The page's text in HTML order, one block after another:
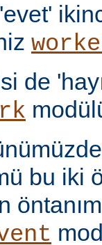
de
bu iki